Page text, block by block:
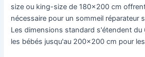
size ou king-size de 180×200 cm
nécessaire pour un sommeil réparateur
Les dimensions standard s'étendent
les bébés jusqu'au 200×200 cm pour